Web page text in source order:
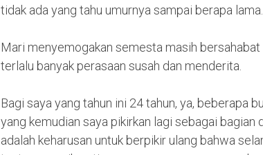
tidak ada yang tahu umurnya sampai berapa lama.
Mari menyemogakan semesta masih
terlalu banyak perasaan susah dan menderita.
Bagi saya yang tahun ini 24 tahun, ya, beberapa
yang kemudian saya pikirkan lagi sebagai bagian
adalah keharusan untuk berpikir ulang bahwa